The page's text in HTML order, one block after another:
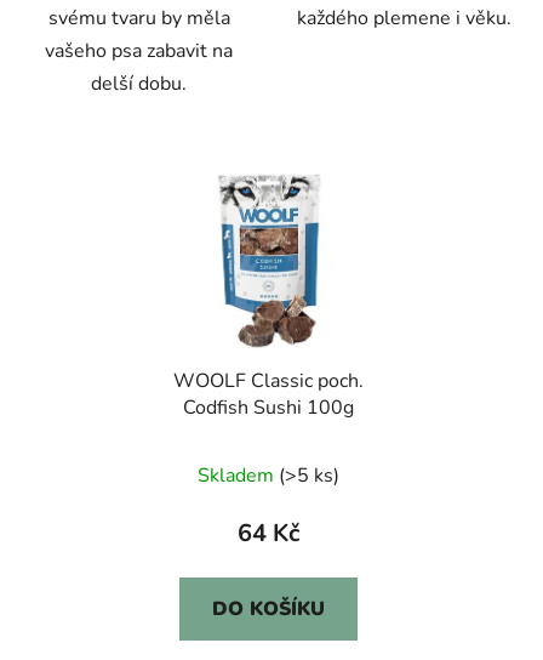
svému tvaru by měla
vašeho psa zabavit na
delší dobu.
každého plemene i věku.
WOOLF Classic poch.
Codfish Sushi 100g
Skladem (>5 ks)
64 Kč
DO KOŠÍKU